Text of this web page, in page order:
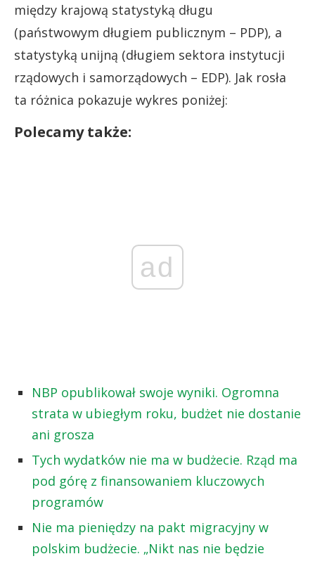
między krajową statystyką długu
(państwowym długiem publicznym – PDP), a
statystyką unijną (długiem sektora instytucji
rządowych i samorządowych – EDP). Jak rosła
ta różnica pokazuje wykres poniżej:
Polecamy także:
ad
NBP opublikował swoje wyniki. Ogromna
strata w ubiegłym roku, budżet nie dostanie
ani grosza
Tych wydatków nie ma w budżecie. Rząd ma
pod górę z finansowaniem kluczowych
programów
Nie ma pieniędzy na pakt migracyjny w
polskim budżecie. „Nikt nas nie będzie